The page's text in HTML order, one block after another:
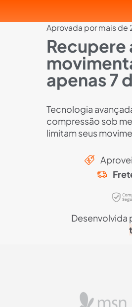
Aprovada por mais
Recupere
apenas 7
Tecnologia
compressão sob
limitam seus
Desenvolvida